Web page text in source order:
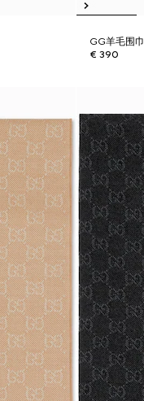
GG羊毛围巾
€ 390